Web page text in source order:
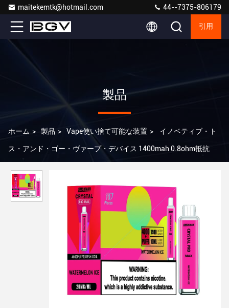
maitekemtk@hotmail.com 44--7375-806179
引用
製品
ホーム > 製品 > Vape使い捨て可能な装置 > イノベティブ・ト
ス・アンド・ゴー・ヴァープ・デバイス 1400mah 0.8ohm抵抗